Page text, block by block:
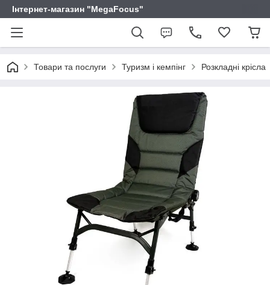
Інтернет-магазин "MegaFocus"
Товари та послуги Туризм і кемпінг Розкладні крісла